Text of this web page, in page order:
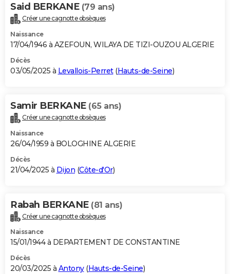
Said BERKANE (79 ans)
Créer une cagnotte obsèques
Naissance
17/04/1946 à AZEFOUN, WILAYA DE TIZI-OUZOU ALGERIE
Décès
03/05/2025 à Levallois-Perret(Hauts-de-Seine)
Samir BERKANE (65 ans)
Créer une cagnotte obsèques
Naissance
26/04/1959 à BOLOGHINE ALGERIE
Décès
21/04/2025 à Dijon (Côte-d'Or)
Rabah BERKANE (81 ans)
Créer une cagnotte obsèques
Naissance
15/01/1944 à DEPARTEMENT DE CONSTANTINE
Décès
20/03/2025 à Antony(Hauts-de-Seine)